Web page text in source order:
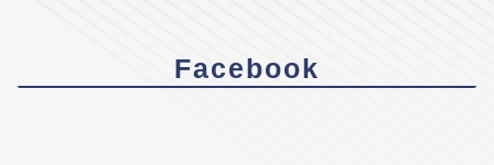
Facebook